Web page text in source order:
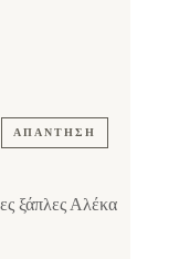
ΑΠΆΝΤΗΣΗ
ξάπλες Αλέκα